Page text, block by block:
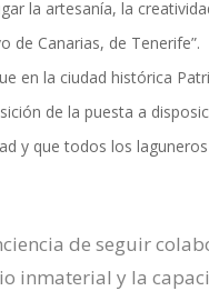
la artesanía, la
de Canarias, de Tenerife”.
en la ciudad histórica
de la puesta a
y que todos los
de seguir
inmaterial y la